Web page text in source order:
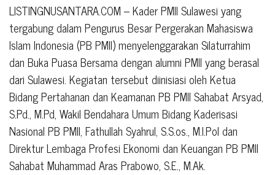
LISTINGNUSANTARA.COM – Kader PMII Sulawesi yang
tergabung dalam Pengurus Besar Pergerakan Mahasiswa
Islam Indonesia (PB PMII) menyelenggarakan Silaturrahim
dan Buka Puasa Bersama dengan alumni PMII yang berasal
dari Sulawesi. Kegiatan tersebut diinisiasi oleh Ketua
Bidang Pertahanan dan Keamanan PB PMII Sahabat Arsyad,
S.Pd., M.Pd, Wakil Bendahara Umum Bidang Kaderisasi
Nasional PB PMII, Fathullah Syahrul, S.S.os., M.I.Pol dan
Direktur Lembaga Profesi Ekonomi dan Keuangan PB PMII
Sahabat Muhammad Aras Prabowo, S.E., M.Ak.